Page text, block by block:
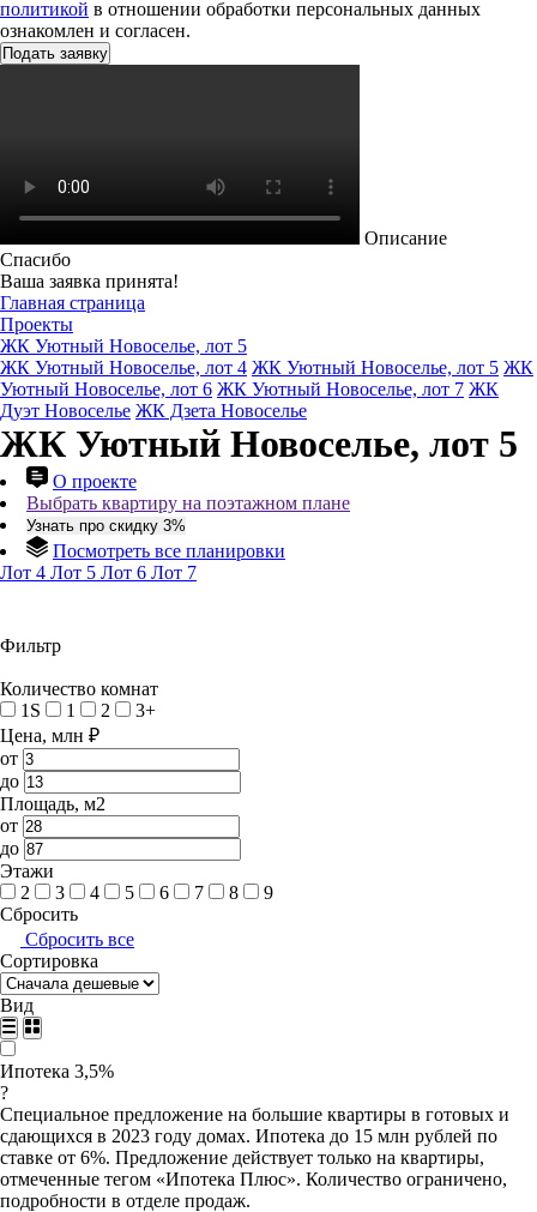
политикой в отношении обработки персональных данных
ознакомлен и согласен.
Описание
Спасибо
Ваша заявка принята!
Главная страница
Проекты
ЖК Уютный Новоселье, лот 5
ЖК Уютный Новоселье, лот 4 ЖК Уютный Новоселье, лот 5 ЖК
Уютный Новоселье, лот 6 ЖК Уютный Новоселье, лот 7 ЖК
Дуэт Новоселье ЖК Дзета Новоселье
ЖК Уютный Новоселье, лот 5
О проекте
Выбрать квартиру на поэтажном плане
Узнать про скидку 3%
Посмотреть все планировки
Лот 4 Лот 5 Лот 6 Лот 7
Фильтр
Количество комнат
1S
1 2
3+
Цена, млн ₽
от
до
Площадь, м2
от
до
Этажи
2
3 4 5 6 7 8
9
Сбросить
Сбросить все
Сортировка
Вид
Ипотека 3,5%
?
Специальное предложение на большие квартиры в готовых и
сдающихся в 2023 году домах. Ипотека до 15 млн рублей по
ставке от 6%. Предложение действует только на квартиры,
отмеченные тегом «Ипотека Плюс». Количество ограничено,
подробности в отделе продаж.